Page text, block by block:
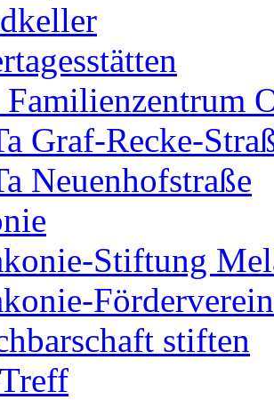
Familienzentrum
Graf-Recke-
Neuenhofstraße
Stiftung
stiften